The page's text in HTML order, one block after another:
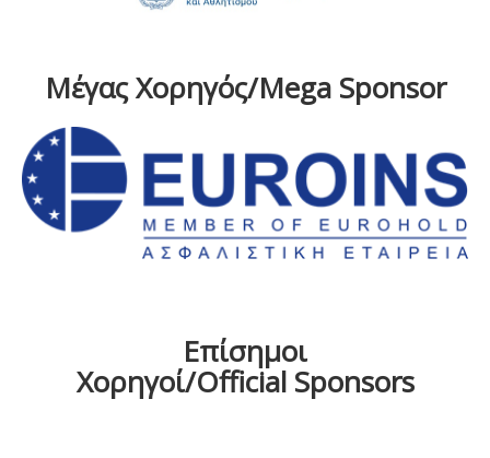
Μέγας Χορηγός/Mega Sponsor
Επίσημοι
Χορηγοί/Official Sponsors